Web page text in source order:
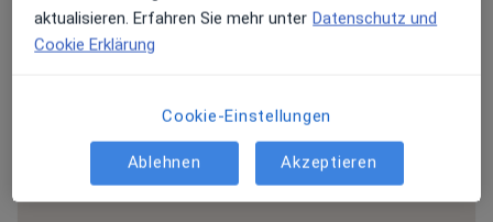
Erfahrungen
89 Bewertungen
aktualisieren. Erfahren Sie mehr unter Datenschutz und
Cookie Erklärung
Cookie-Einstellungen
Ablehnen Akzeptieren